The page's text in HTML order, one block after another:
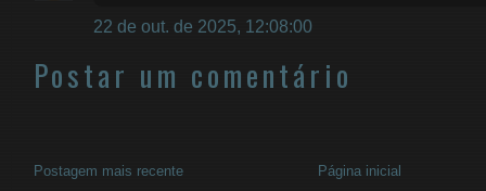
22 de out. de 2025, 12:08:00
Postar um comentário
Postagem mais recente Página inicial